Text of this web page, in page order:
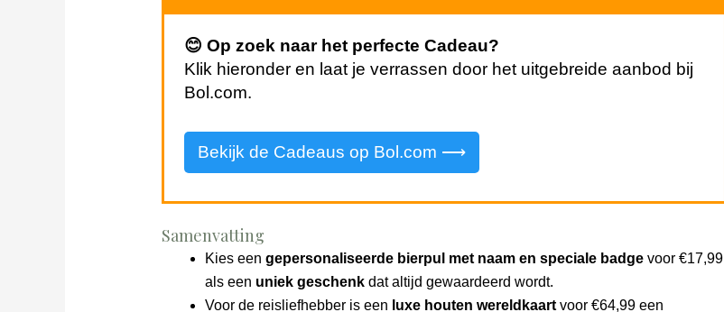
😊 Op zoek naar het perfecte Cadeau?
Klik hieronder en laat je verrassen door het uitgebreide aanbod bij
Bol.com.
Bekijk de Cadeaus op Bol.com ⟶
Samenvatting
Kies een gepersonaliseerde bierpul met naam en speciale badgevoor €17,99
als een uniek geschenkdat altijd gewaardeerd wordt.
Voor de reisliefhebber is een luxe houten wereldkaartvoor €64,99 een